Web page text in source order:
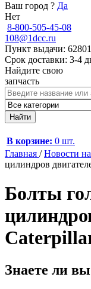
Ваш город ? Да
Нет
8-800-505-45-08
108@1dcc.ru
Пункт выдачи:
Срок доставки: 3-4
Найдите свою
запчасть
В корзине: 0 шт.
Главная /Новости
цилиндров
Болты
Знаете ли